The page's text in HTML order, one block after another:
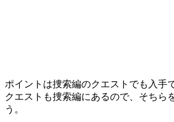
ポイントは捜索編のクエストでも入手
クエストも捜索編にあるので、そちら
う。